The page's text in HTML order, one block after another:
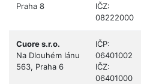
Praha 8
IČZ:
08222000
Cuore s.r.o.
Na Dlouhém lánu
563, Praha 6
IČP:
06401002
IČZ:
06401000